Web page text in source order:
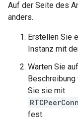
Auf der Seite des
anders.
Erstellen Sie
Instanz mit
Warten Sie
Sie sie mit
fest.